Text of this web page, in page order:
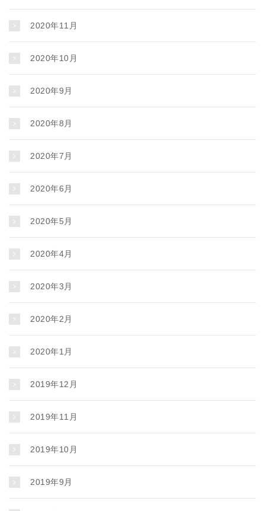
2020年11月
2020年10月
2020年9月
2020年8月
2020年7月
2020年6月
2020年5月
2020年4月
2020年3月
2020年2月
2020年1月
2019年12月
2019年11月
2019年10月
2019年9月